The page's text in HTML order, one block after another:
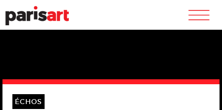
m
ÉCHOS